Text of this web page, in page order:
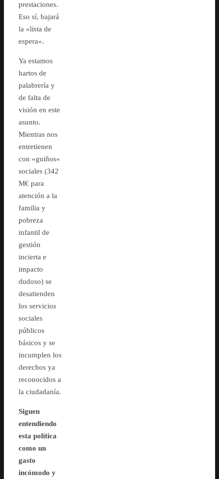
prestaciones.
Eso sí, bajará
la «lista de
espera».
Ya estamos
hartos de
palabrería y
de falta de
visión en este
asunto.
Mientras nos
entretienen
con «guiños»
sociales (342
M€ para
atención a la
familia y
pobreza
infantil de
gestión
incierta e
impacto
dudoso) se
desatienden
los servicios
sociales
públicos
básicos y se
incumplen los
derechos ya
reconocidos a
la ciudadanía.
Siguen
entendiendo
esta política
como un
gasto
incómodo y